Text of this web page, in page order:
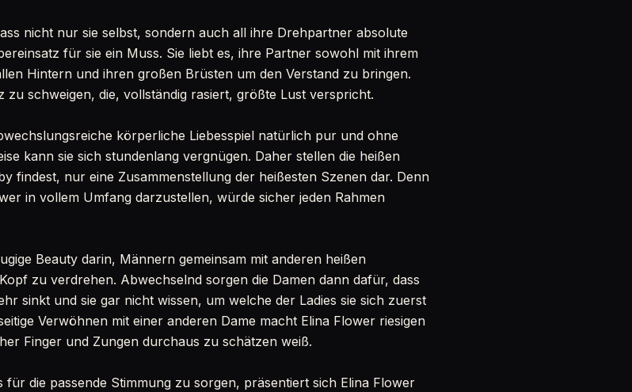
nicht nur sie selbst, sondern auch all ihre Drehpartner absolute
für sie ein Muss. Sie liebt es, ihre Partner sowohl mit ihrem
Hintern und ihren großen Brüsten um den Verstand zu bringen.
schweigen, die, vollständig rasiert, größte Lust verspricht.
körperliche Liebesspiel natürlich pur und ohne
kann sie sich stundenlang vergnügen. Daher stellen die heißen
findest, nur eine Zusammenstellung der heißesten Szenen dar. Denn
in vollem Umfang darzustellen, würde sicher jeden Rahmen
Beauty darin, Männern gemeinsam mit anderen heißen
zu verdrehen. Abwechselnd sorgen die Damen dann dafür, dass
sinkt und sie gar nicht wissen, um welche der Ladies sie sich zuerst
Verwöhnen mit einer anderen Dame macht Elina Flower riesigen
Finger und Zungen durchaus zu schätzen weiß.
die passende Stimmung zu sorgen, präsentiert sich Elina Flower